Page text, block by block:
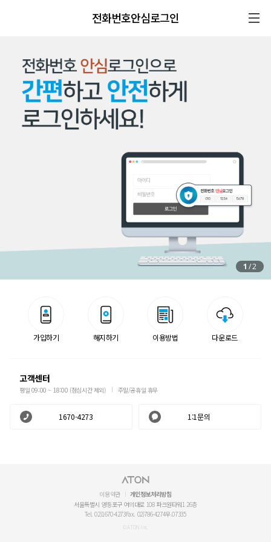
전화번호안심로그인
1 /2
가입하기 해지하기 이용방법 다운로드
고객센터
평일 09:00 ~ 18:00 (점심시간 제외) 주말/공휴일 휴무
1670-4273 1:1문의
이용약관
개인정보처리방침
서울특별시 영등포구 여의대로 108 파크원타워1 26층
Tel. 02)1670-4273Fax. 02)786-4274우.07335
© ATON Inc.